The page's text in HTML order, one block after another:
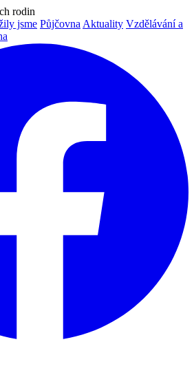
rodin
jsme Půjčovna Aktuality Vzdělávání a